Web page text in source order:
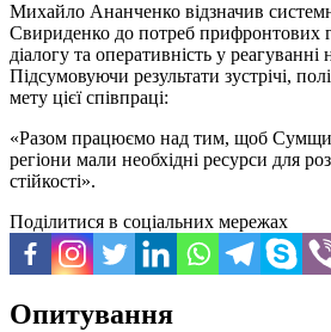
Михайло Ананченко відзначив
Свириденко до потреб прифронтових
діалогу та оперативність у
Підсумовуючи результати зустрічі,
мету цієї співпраці:
«Разом працюємо над тим, щоб
регіони мали необхідні ресурси для
стійкості».
Поділитися в соціальних мережах
Опитування